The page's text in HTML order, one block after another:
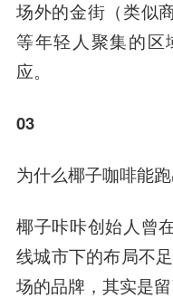
场外的金街（类似
等年轻人聚集的区
应。
03
为什么椰子咖啡能
椰子咔咔创始人曾
线城市下的布局不
场的品牌，其实是留